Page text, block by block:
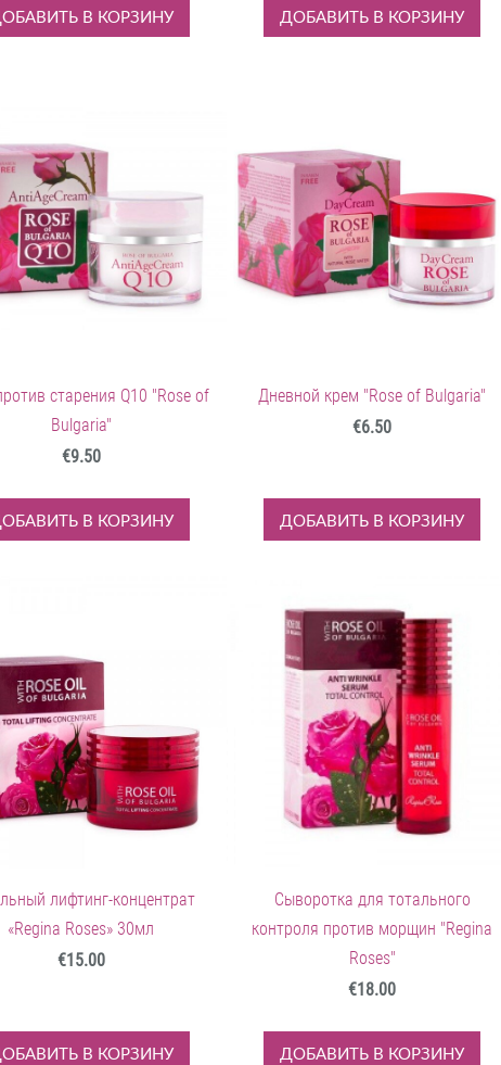
В КОРЗИНУ ДОБАВИТЬ В КОРЗИНУ
старения Q10 "Rose of
Bulgaria"
€9.50
В КОРЗИНУ
Дневной крем "Rose of Bulgaria"
€6.50
ДОБАВИТЬ В КОРЗИНУ
лифтинг-концентрат
«Regina Roses» 30мл
€15.00
В КОРЗИНУ
Сыворотка для тотального
контроля против морщин "Regina
Roses"
€18.00
ДОБАВИТЬ В КОРЗИНУ